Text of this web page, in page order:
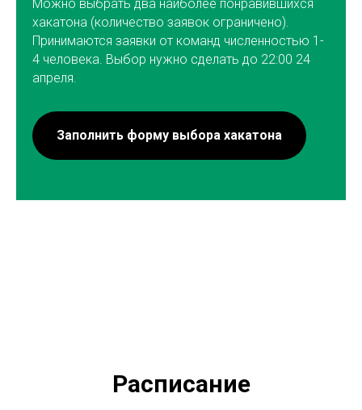
Можно выбрать два наиболее понравившихся
хакатона (количество заявок ограничено).
Принимаются заявки от команд численностью 1-
4 человека. Выбор нужно сделать до 22:00 24
апреля.
Заполнить форму выбора хакатона
Расписание